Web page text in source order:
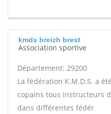
kmds breizh brest
Association sportive
Département: 29200
La fédération K.M.D.S. a
copains tous instructeurs
dans différentes fédér